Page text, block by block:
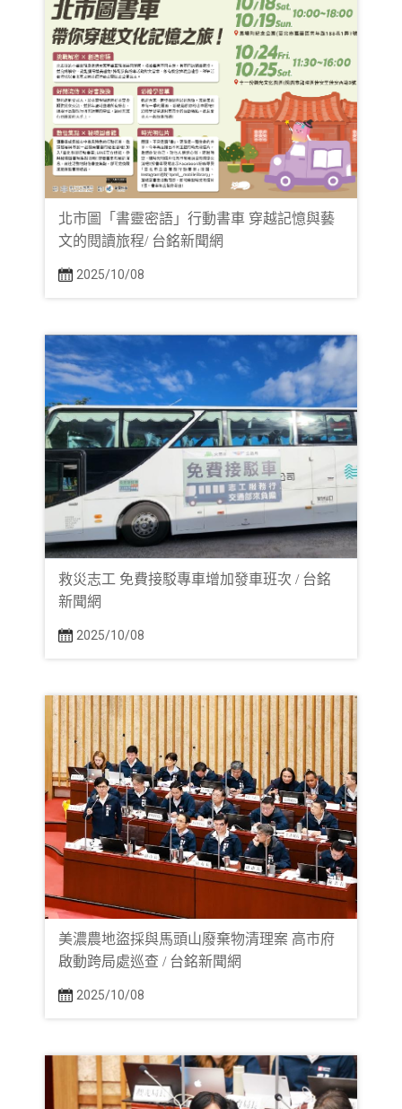
北市圖「書靈密語」行動書車 穿越記憶與藝
文的閱讀旅程/ 台銘新聞網
2025/10/08
救災志工 免費接駁專車增加發車班次 / 台銘
新聞網
2025/10/08
美濃農地盜採與馬頭山廢棄物清理案 高市府
啟動跨局處巡查 / 台銘新聞網
2025/10/08